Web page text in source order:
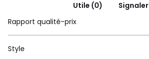
Utile (0)
Signaler
Rapport qualité-prix
Style